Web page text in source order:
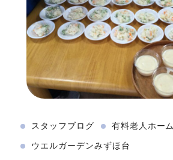
スタッフブログ 有料老人ホーム
ウエルガーデンみずほ台